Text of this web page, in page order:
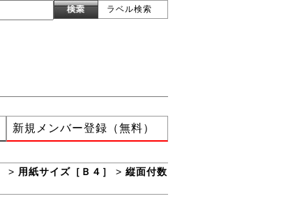
ラベル検索
新規メンバー登録（無料）
> 用紙サイズ［Ｂ４］ > 縦面付数